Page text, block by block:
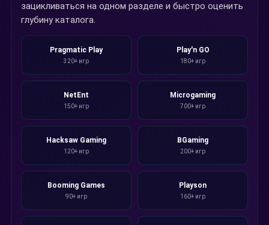
зацикливаться на одном разделе и быстро оценить
глубину каталога.
Pragmatic Play
320+ игр
Play'n GO
180+ игр
NetEnt
150+ игр
Microgaming
700+ игр
Hacksaw Gaming
120+ игр
BGaming
200+ игр
Booming Games
90+ игр
Playson
160+ игр